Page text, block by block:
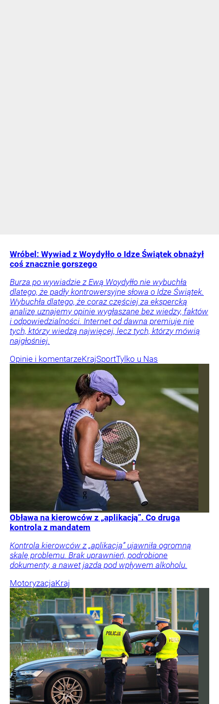
Wróbel: Wywiad z Woydyłło o Idze Świątek obnażył
coś znacznie gorszego
Burza po wywiadzie z Ewą Woydyłło nie wybuchła
dlatego, że padły kontrowersyjne słowa o Idze Świątek.
Wybuchła dlatego, że coraz częściej za ekspercką
analizę uznajemy opinie wygłaszane bez wiedzy, faktów
i odpowiedzialności. Internet od dawna premiuje nie
tych, którzy wiedzą najwięcej, lecz tych, którzy mówią
najgłośniej.
Opinie i komentarzeKrajSportTylko u Nas
Obława na kierowców z „aplikacją”. Co druga
kontrola z mandatem
Kontrola kierowców z „aplikacją” ujawniła ogromną
skalę problemu. Brak uprawnień, podrobione
dokumenty, a nawet jazda pod wpływem alkoholu.
MotoryzacjaKraj